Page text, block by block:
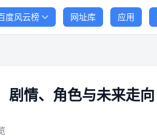
度风云榜 网址库 应用
剧情、角色与未来走向